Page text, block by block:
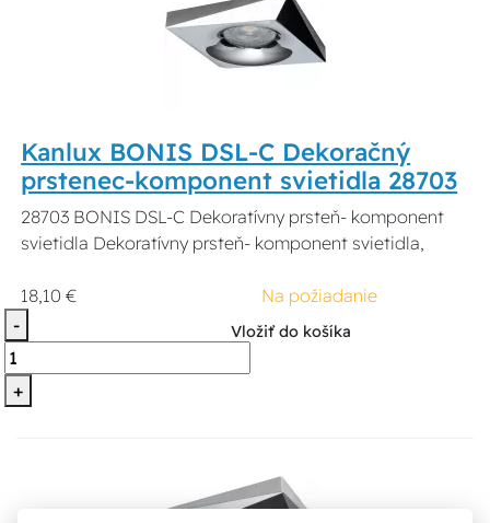
Kanlux BONIS DSL-C Dekoračný
prstenec-komponent svietidla 28703
28703 BONIS DSL-C Dekoratívny prsteň- komponent
svietidla Dekoratívny prsteň- komponent svietidla,
18,10 €
Na požiadanie
-
+
Vložiť do košíka